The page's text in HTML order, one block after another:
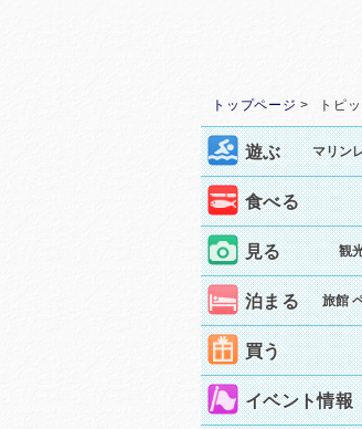
トップページ トピ
遊ぶ マリン
食べる
見る 観
泊まる 旅館
買う
イベント情報